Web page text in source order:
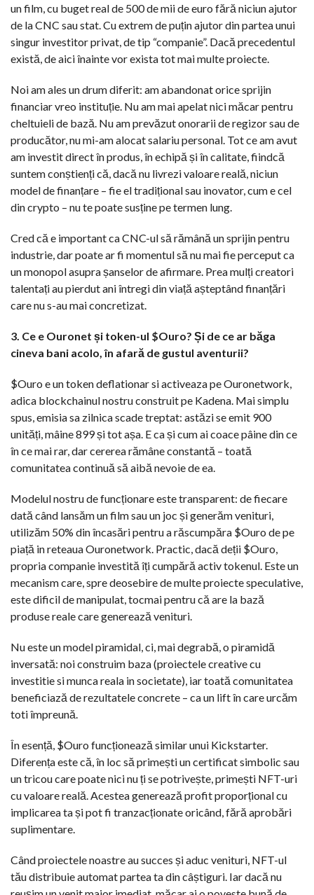
un film, cu buget real de 500 de mii de euro fără niciun ajutor
de la CNC sau stat. Cu extrem de puțin ajutor din partea unui
singur investitor privat, de tip “companie”. Dacă precedentul
există, de aici înainte vor exista tot mai multe proiecte.
Noi am ales un drum diferit: am abandonat orice sprijin
financiar vreo instituție. Nu am mai apelat nici măcar pentru
cheltuieli de bază. Nu am prevăzut onorarii de regizor sau de
producător, nu mi-am alocat salariu personal. Tot ce am avut
am investit direct în produs, în echipă și în calitate, fiindcă
suntem conștienți că, dacă nu livrezi valoare reală, niciun
model de finanțare – fie el tradițional sau inovator, cum e cel
din crypto – nu te poate susține pe termen lung.
Cred că e important ca CNC-ul să rămână un sprijin pentru
industrie, dar poate ar fi momentul să nu mai fie perceput ca
un monopol asupra șanselor de afirmare. Prea mulți creatori
talentați au pierdut ani întregi din viață așteptând finanțări
care nu s-au mai concretizat.
3. Ce e Ouronet și token-ul $Ouro? Și de ce ar băga
cineva bani acolo, în afară de gustul aventurii?
$Ouro e un token deflationar si activeaza pe Ouronetwork,
adica blockchainul nostru construit pe Kadena. Mai simplu
spus, emisia sa zilnica scade treptat: astăzi se emit 900
unități, mâine 899 și tot așa. E ca și cum ai coace pâine din ce
în ce mai rar, dar cererea rămâne constantă – toată
comunitatea continuă să aibă nevoie de ea.
Modelul nostru de funcționare este transparent: de fiecare
dată când lansăm un film sau un joc și generăm venituri,
utilizăm 50% din încasări pentru a răscumpăra $Ouro de pe
piață in reteaua Ouronetwork. Practic, dacă deții $Ouro,
propria companie investită îți cumpără activ tokenul. Este un
mecanism care, spre deosebire de multe proiecte speculative,
este dificil de manipulat, tocmai pentru că are la bază
produse reale care generează venituri.
Nu este un model piramidal, ci, mai degrabă, o piramidă
inversată: noi construim baza (proiectele creative cu
investitie si munca reala in societate), iar toată comunitatea
beneficiază de rezultatele concrete – ca un lift în care urcăm
toti împreună.
În esență, $Ouro funcționează similar unui Kickstarter.
Diferența este că, în loc să primești un certificat simbolic sau
un tricou care poate nici nu ți se potrivește, primești NFT-uri
cu valoare reală. Acestea generează profit proporțional cu
implicarea ta și pot fi tranzacționate oricând, fără aprobări
suplimentare.
Când proiectele noastre au succes și aduc venituri, NFT-ul
tău distribuie automat partea ta din câștiguri. Iar dacă nu